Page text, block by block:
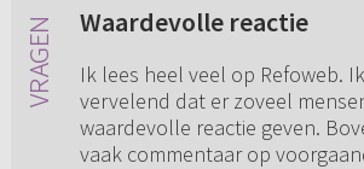
Waardevolle reactie
Ik lees heel veel op Refoweb.
vervelend dat er zoveel
waardevolle reactie geven.
vaak commentaar op